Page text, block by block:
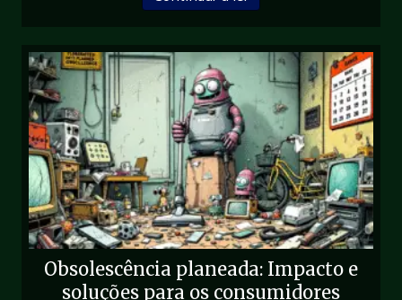
Obsolescência planeada: Impacto e
soluções para os consumidores